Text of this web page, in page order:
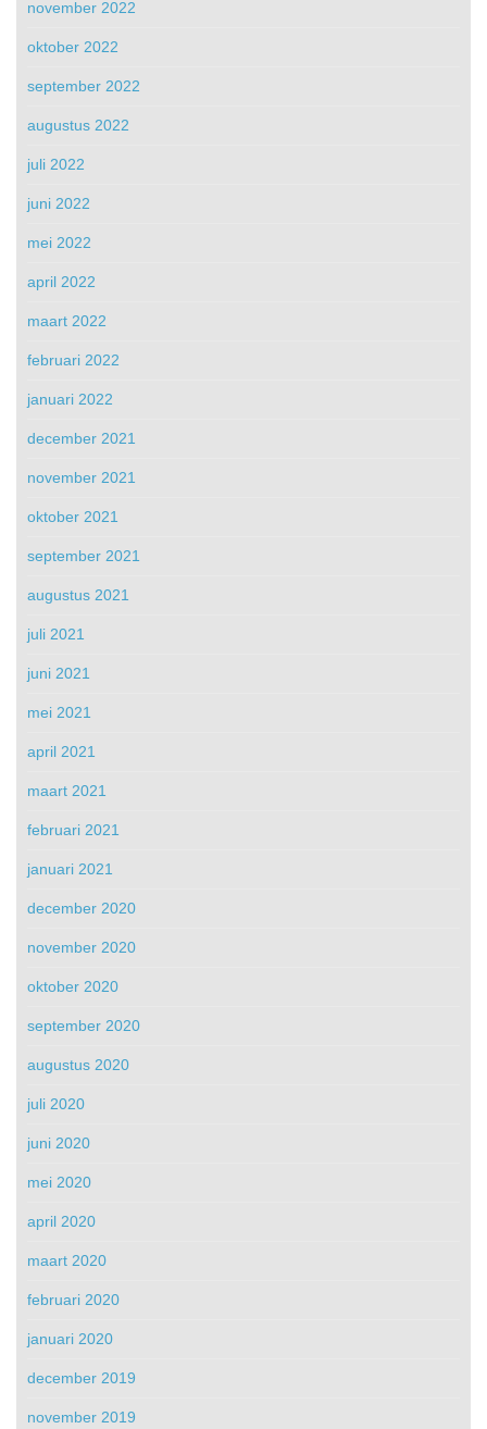
november 2022
oktober 2022
september 2022
augustus 2022
juli 2022
juni 2022
mei 2022
april 2022
maart 2022
februari 2022
januari 2022
december 2021
november 2021
oktober 2021
september 2021
augustus 2021
juli 2021
juni 2021
mei 2021
april 2021
maart 2021
februari 2021
januari 2021
december 2020
november 2020
oktober 2020
september 2020
augustus 2020
juli 2020
juni 2020
mei 2020
april 2020
maart 2020
februari 2020
januari 2020
december 2019
november 2019